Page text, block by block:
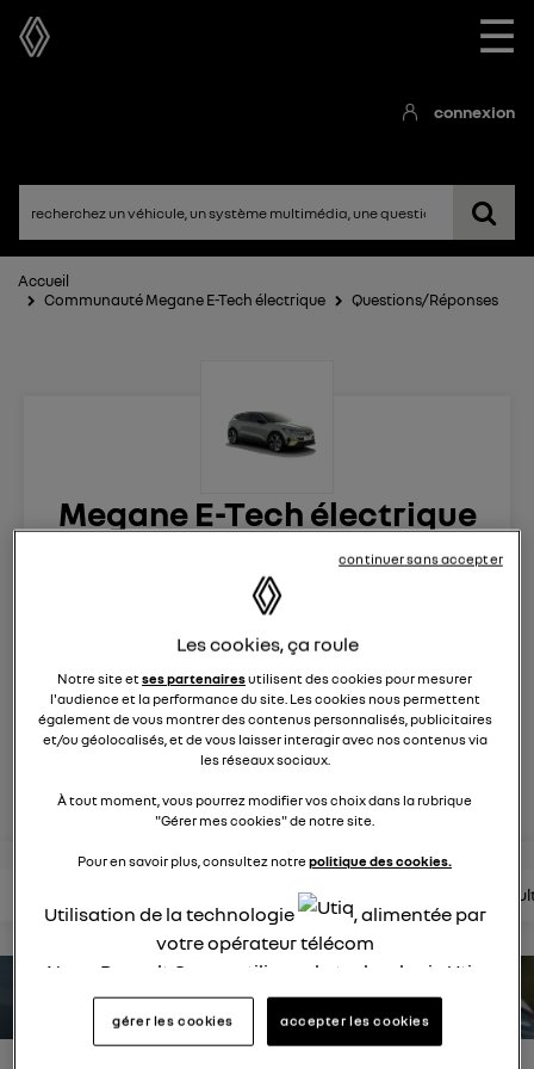
☰
connexion
Accueil
Communauté Megane E-Tech électrique
Questions/Réponses
Megane E-Tech électrique
électriques
nouvelle ère 100% électrique
posez une question
consultez la brochure
estimez votre autonomie
Les cookies, ça roule
Notre site etses partenairesutilisent des cookies pour mesurer
l'audience et la performance du site. Les cookies nous permettent
également de vous montrer des contenus personnalisés, publicitaires
et/ou géolocalisés, et de vous laisser interagir avec nos contenus via
les réseaux sociaux.
À tout moment, vous pourrez modifier vos choix dans la rubrique
"Gérer mes cookies" de notre site.
Pour en savoir plus, consultez notrepolitique des cookies.
Utilisation de la technologie
, alimentée par
votre opérateur télécom
Nous, Renault Group, utilisons la technologie Utiq
pour nos activités digitales (telles que décrites
dans cette notice de consentement) et liées à
gérer les cookies accepter les cookies
continuer sans accepter